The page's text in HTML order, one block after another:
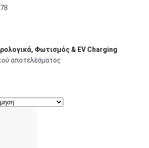
Φωτισμός & EV Charging
αποτελέσματος